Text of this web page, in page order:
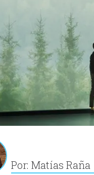
Por: Matías Raña